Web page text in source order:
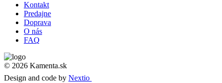
Kontakt
Predajne
Doprava
O nás
FAQ
© 2026 Kamenta.sk
Design and code by Nextio